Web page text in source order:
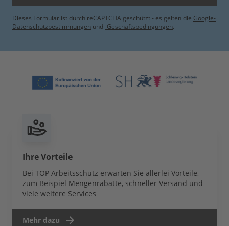
Dieses Formular ist durch reCAPTCHA geschützt - es gelten die Google-
Datenschutzbestimmungen und -Geschäftsbedingungen.
Ihre Vorteile
Bei TOP Arbeitsschutz erwarten Sie allerlei Vorteile,
zum Beispiel Mengenrabatte, schneller Versand und
viele weitere Services
Mehr dazu